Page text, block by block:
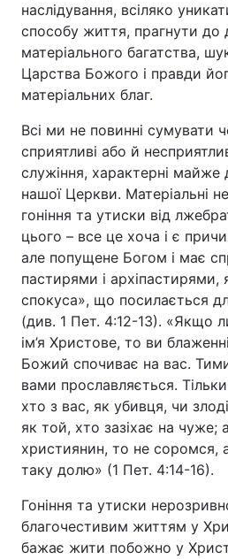
наслідування, всіляко
способу життя, прагнути до
матеріального багатства,
Царства Божого і правди
матеріальних благ.
Всі ми не повинні сумувати
сприятливі або й
служіння, характерні майже
нашої Церкви. Матеріальні
гоніння та утиски від
цього – все це хоча і є
але попущене Богом і має
пастирями і архіпастирями,
спокуса», що посилається
(див. 1 Пет. 4:12-13). «Якщо
ім’я Христове, то ви
Божий спочиває на вас.
вами прославляється.
хто з вас, як убивця, чи
як той, хто зазіхає на чуже;
християнин, то не соромся,
таку долю» (1 Пет. 4:14-16).
Гоніння та утиски
благочестивим життям у
бажає жити побожно у Христі